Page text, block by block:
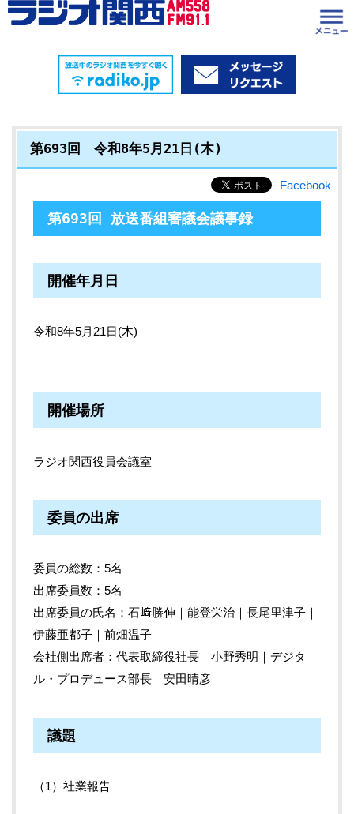
第693回 令和8年5月21日(木)
Facebook
第693回 放送番組審議会議事録
開催年月日
令和8年5月21日(木)
開催場所
ラジオ関西役員会議室
委員の出席
委員の総数：5名
出席委員数：5名
出席委員の氏名：石﨑勝伸｜能登栄治｜長尾里津子｜
伊藤亜都子｜前畑温子
会社側出席者：代表取締役社長 小野秀明｜デジタ
ル・プロデュース部長 安田晴彦
議題
社業報告